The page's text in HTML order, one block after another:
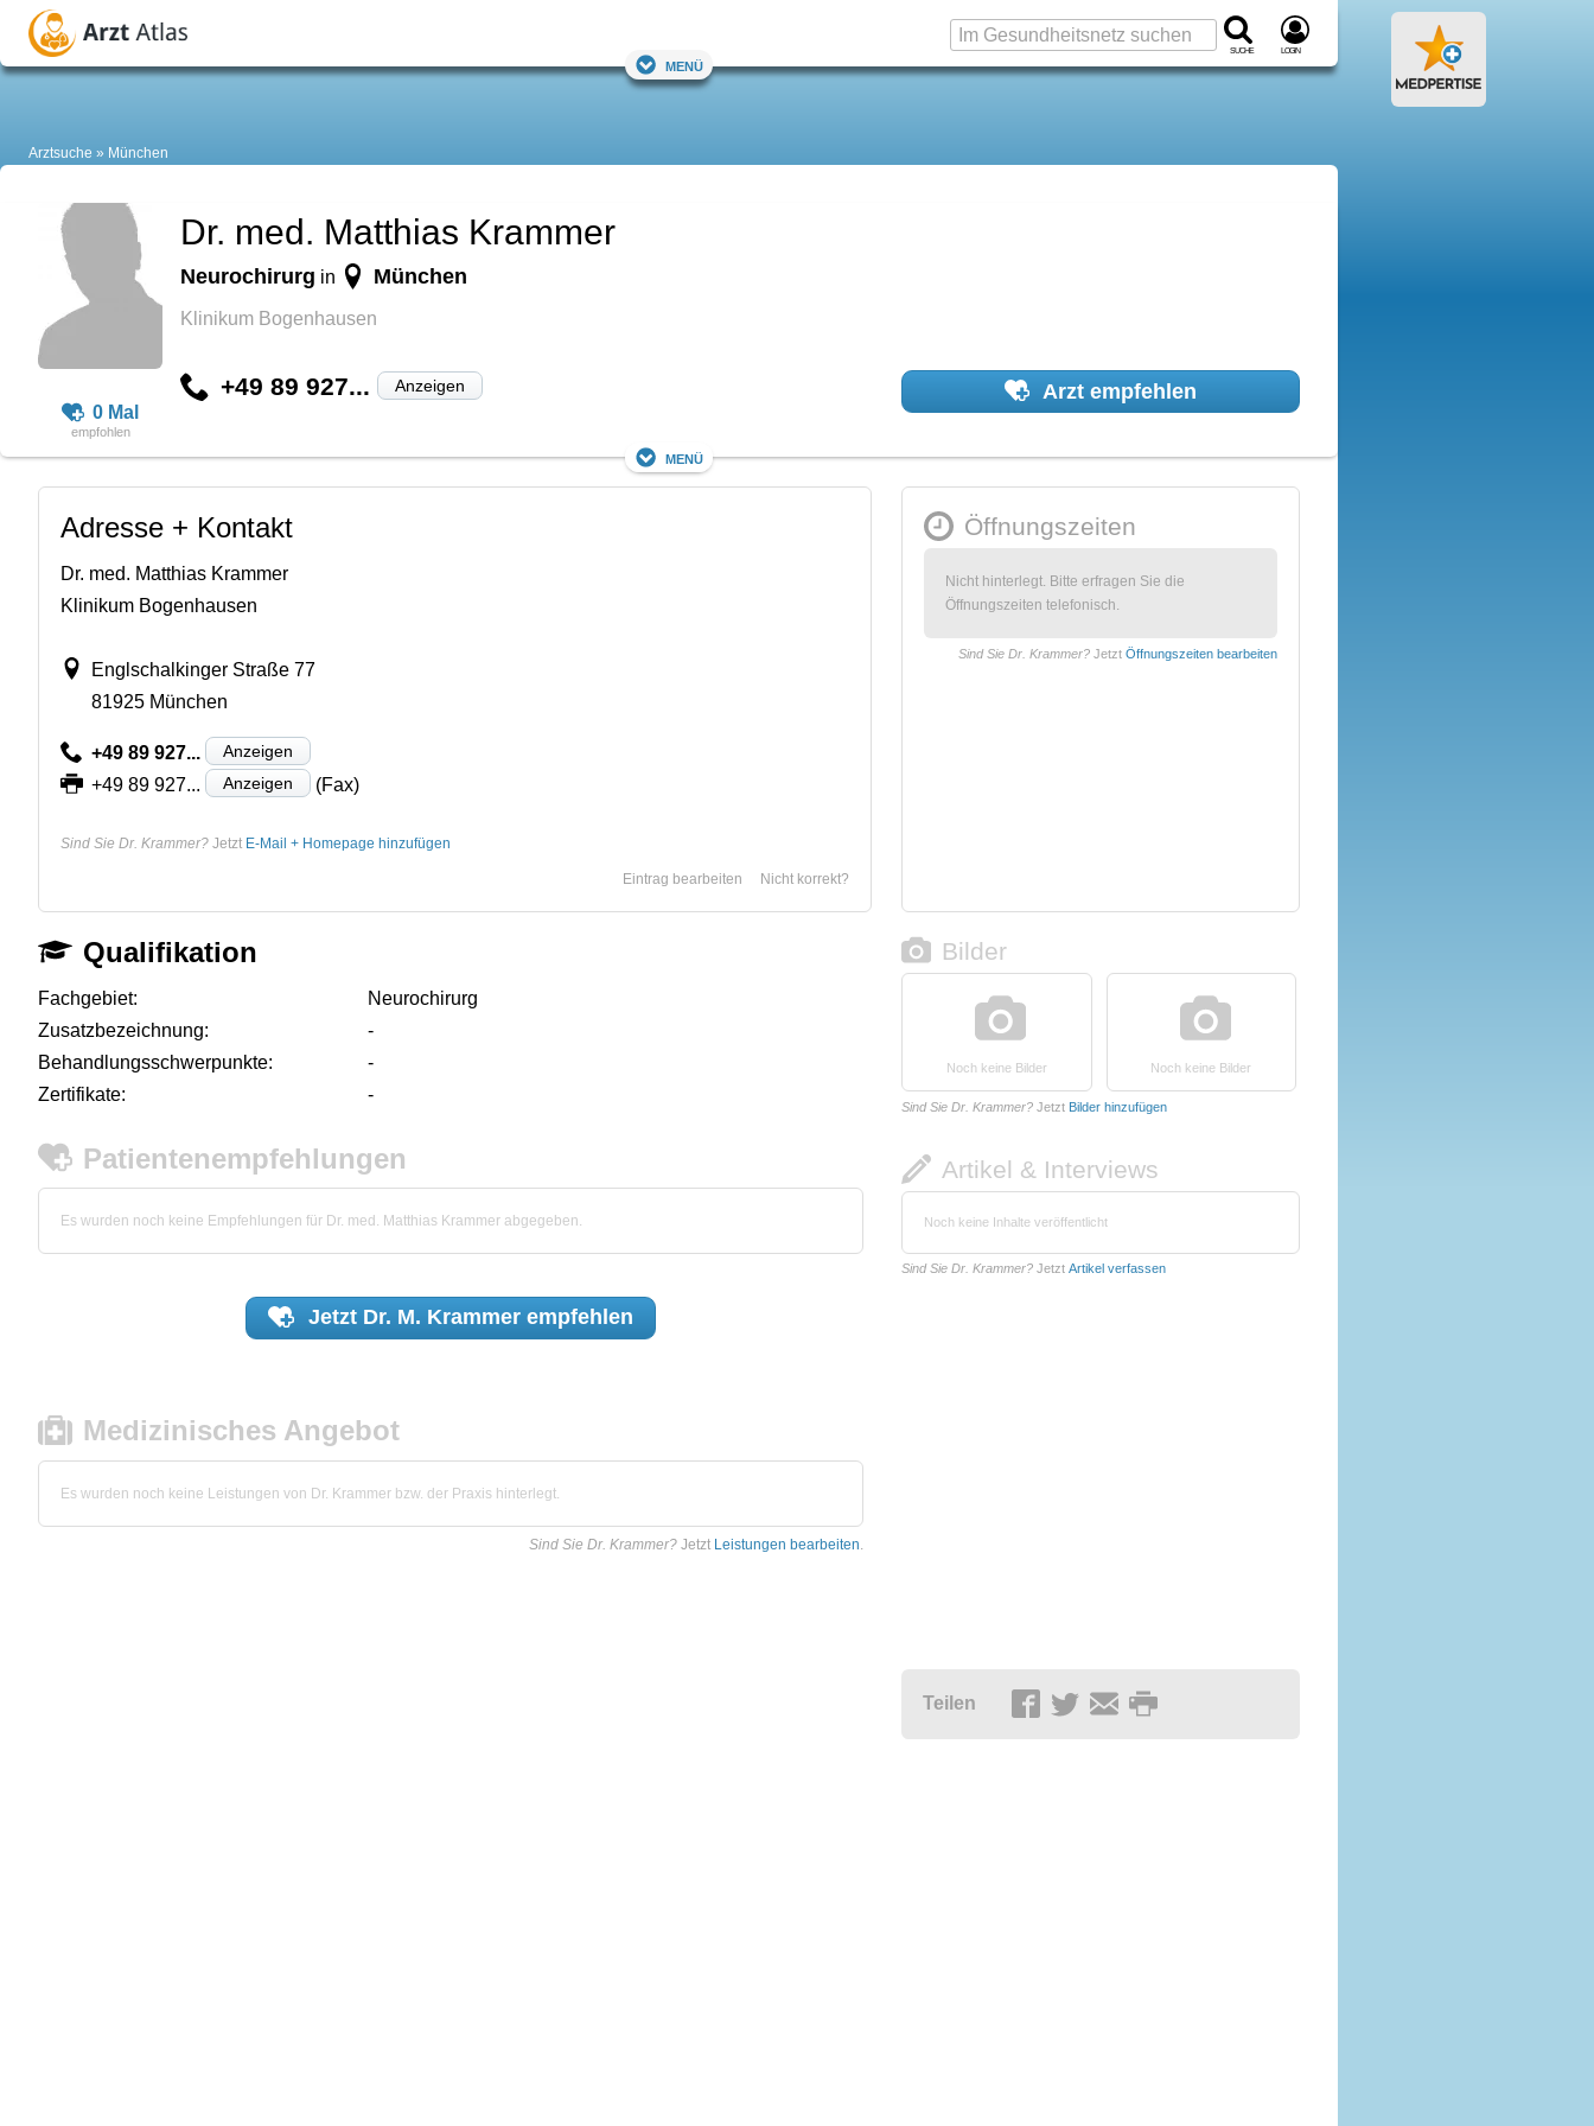
Suche Login
Menü
Arztsuche München
0 Mal
Dr. med. Matthias Krammer
Neurochirurg in München
Klinikum Bogenhausen
+49 89 927... Anzeigen Arzt empfehlen
Menü
Adresse + Kontakt
Dr. med. Matthias Krammer
Klinikum Bogenhausen
Englschalkinger Straße 77
81925 München
+49 89 927... Anzeigen
+49 89 927... Anzeigen (Fax)
Sind Sie Dr. Krammer? Jetzt E-Mail + Homepage hinzufügen
Nicht korrekt?
Eintrag bearbeiten
Öffnungszeiten
Nicht hinterlegt. Bitte erfragen Sie die
Öffnungszeiten telefonisch.
Sind Sie Dr. Krammer? Jetzt Öffnungszeiten bearbeiten
Qualifikation
Fachgebiet:
Neurochirurg
Zusatzbezeichnung:
-
Behandlungsschwerpunkte:
-
Zertifikate:
-
Patientenempfehlungen
Es wurden noch keine Empfehlungen für Dr. med. Matthias Krammer abgegeben.
Jetzt Dr. M. Krammerempfehlen
Medizinisches Angebot
Es wurden noch keine Leistungen von Dr. Krammer bzw. der Praxis hinterlegt.
Sind Sie Dr. Krammer? Jetzt Leistungen bearbeiten.
Bilder
Noch keine Bilder Noch keine Bilder
Sind Sie Dr. Krammer? Jetzt Bilder hinzufügen
Artikel & Interviews
Noch keine Inhalte veröffentlicht
Sind Sie Dr. Krammer? Jetzt Artikel verfassen
Teilen